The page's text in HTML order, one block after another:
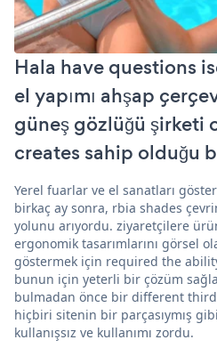
Hala have questions
el yapımı ahşap
güneş gözlüğü şirketi
creates sahip olduğu
Yerel fuarlar ve el sanatları
birkaç ay sonra, rbia shades
yolunu arıyordu. ziyaretçilere
ergonomik tasarımlarını görsel
göstermek için required the
bunun için yeterli bir çözüm
bulmadan önce bir different
hiçbiri sitenin bir parçasıymış
kullanışsız ve kullanımı zordu.